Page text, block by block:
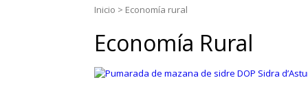
Inicio > Economía rural
Economía Rural